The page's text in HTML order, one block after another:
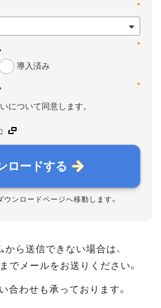
*
*
導入済み
*
について同意します。
ロードする
ウンロードページへ移動します。
ら送信できない場合は、
までメールをお送りください。
合わせも承っております。